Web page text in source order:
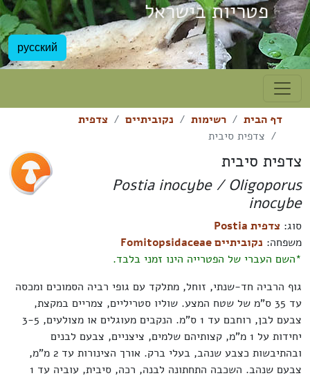
פטריות בישראל
русский
דף הבית רשימות נקוביתיים
צדפית
צדפית סיבית
צדפית סיבית
Postia inocybe / Oligoporus
inocybe
סוג:צדפית Postia
משפחה:נקוביתיים Fomitopsidaceae
*השם העברי של הפטרייה הינו זמני בלבד.
גוף הרביה חד-שנתי, זוחל, מתלקד עם גופי רביה הסמוכים ומכסה
עד 35 ס"מ של שטח המצע. שוליו סטריליים, צמריים במקצת,
צבעם לבן, רוחבם עד 1 ס"מ. הנקבים מעוגלים או מצולעים, 3-5
יחידות על 1 מ"מ, קצותיהם שלמים, ציצניים, צבעם לבנים
ובהתיבשות כצבע שנהב, בעלי ברק. אורך הצינורות עד 2 מ"מ,
צבעם שנהב. השכבה התחתונה לבנה, רכה, סיבית, עוביה עד 1